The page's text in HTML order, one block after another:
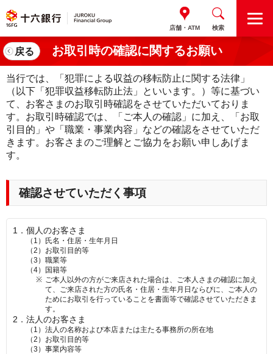
検索
店舗・ATM
M
お取引時の確認に関するお願い
戻る
当行では、「犯罪による収益の移転防止に関する法律」
（以下「犯罪収益移転防止法」といいます。）等に基づい
て、お客さまのお取引時確認をさせていただいておりま
す。お取引時確認では、「ご本人の確認」に加え、「お取
引目的」や「職業・事業内容」などの確認をさせていただ
きます。お客さまのご理解とご協力をお願い申しあげま
す。
確認させていただく事項
1． 個人のお客さま
（1）
氏名・住居・生年月日
（2） お取引目的等
（3） 職業等
（4）
国籍等
※ ご本人以外の方がご来店された場合は、ご本人さまの確認に加え
て、ご来店された方の氏名・住居・生年月日ならびに、ご本人の
ためにお取引を行っていることを書面等で確認させていただきま
す。
2． 法人のお客さま
（1） 法人の名称および本店または主たる事務所の所在地
（2） お取引目的等
（3） 事業内容等